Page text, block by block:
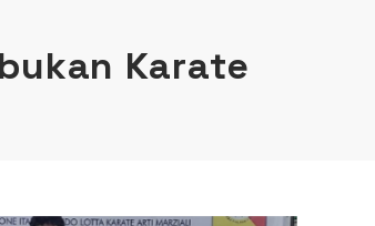
Karate